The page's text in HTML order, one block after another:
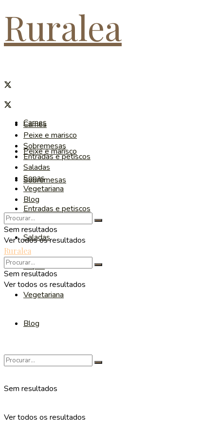
Ruralea
Carnes
Peixe e marisco
Sobremesas
Entradas e petiscos
Saladas
Sopas
Vegetariana
Blog
Sem resultados
Ver todos os resultados
Carnes
Peixe e marisco
Sobremesas
Entradas e petiscos
Saladas
Sopas
Vegetariana
Blog
Sem resultados
Ver todos os resultados
Ruralea
Sem resultados
Ver todos os resultados